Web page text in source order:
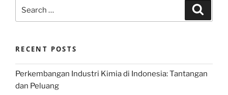
for:
RECENT POSTS
Perkembangan Industri Kimia di Indonesia: Tantangan
dan Peluang